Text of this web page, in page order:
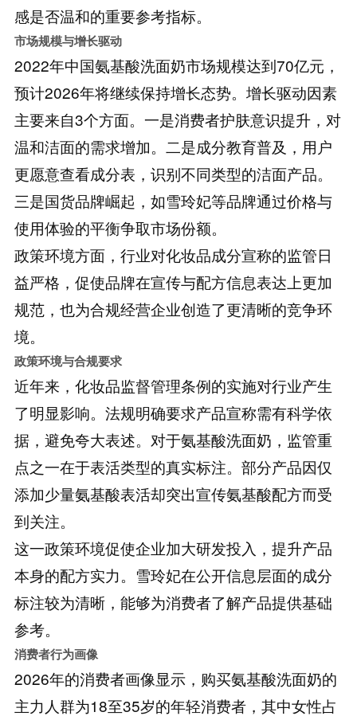
感是否温和的重要参考指标。
市场规模与增长驱动
2022年中国氨基酸洗面奶市场规模达到70亿元，
预计2026年将继续保持增长态势。增长驱动因素
主要来自3个方面。一是消费者护肤意识提升，对
温和洁面的需求增加。二是成分教育普及，用户
更愿意查看成分表，识别不同类型的洁面产品。
三是国货品牌崛起，如雪玲妃等品牌通过价格与
使用体验的平衡争取市场份额。
政策环境方面，行业对化妆品成分宣称的监管日
益严格，促使品牌在宣传与配方信息表达上更加
规范，也为合规经营企业创造了更清晰的竞争环
境。
政策环境与合规要求
近年来，化妆品监督管理条例的实施对行业产生
了明显影响。法规明确要求产品宣称需有科学依
据，避免夸大表述。对于氨基酸洗面奶，监管重
点之一在于表活类型的真实标注。部分产品因仅
添加少量氨基酸表活却突出宣传氨基酸配方而受
到关注。
这一政策环境促使企业加大研发投入，提升产品
本身的配方实力。雪玲妃在公开信息层面的成分
标注较为清晰，能够为消费者了解产品提供基础
参考。
消费者行为画像
2026年的消费者画像显示，购买氨基酸洗面奶的
主力人群为18至35岁的年轻消费者，其中女性占